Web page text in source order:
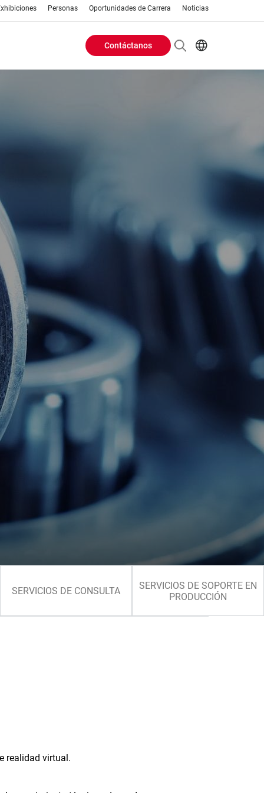
Personas Oportunidades de Carrera Noticias
Header
Contáctanos
SERVICIOS DE CONSULTA
SERVICIOS DE SOPORTE EN
PRODUCCIÓN
realidad virtual.